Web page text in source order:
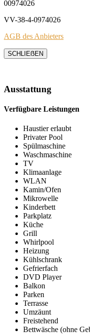
00974026
VV-38-4-0974026
AGB des Anbieters
SCHLIEẞEN
Ausstattung
Verfügbare Leistungen
Haustier erlaubt
Privater Pool
Spülmaschine
Waschmaschine
TV
Klimaanlage
WLAN
Kamin/Ofen
Mikrowelle
Kinderbett
Parkplatz
Küche
Grill
Whirlpool
Heizung
Kühlschrank
Gefrierfach
DVD Player
Balkon
Parken
Terrasse
Umzäunt
Freistehend
Bettwäsche (ohne